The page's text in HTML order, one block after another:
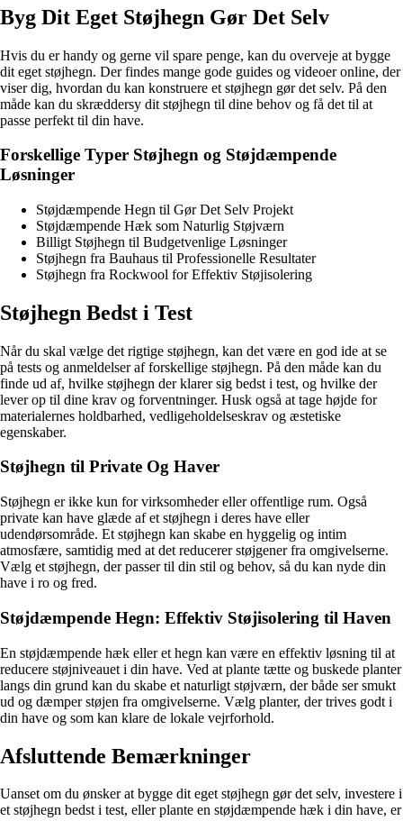
Byg Dit Eget Støjhegn Gør Det Selv
Hvis du er handy og gerne vil spare penge, kan du overveje at bygge
dit eget støjhegn. Der findes mange gode guides og videoer online, der
viser dig, hvordan du kan konstruere et støjhegn gør det selv. På den
måde kan du skræddersy dit støjhegn til dine behov og få det til at
passe perfekt til din have.
Forskellige Typer Støjhegn og Støjdæmpende
Løsninger
Støjdæmpende Hegn til Gør Det Selv Projekt
Støjdæmpende Hæk som Naturlig Støjværn
Billigt Støjhegn til Budgetvenlige Løsninger
Støjhegn fra Bauhaus til Professionelle Resultater
Støjhegn fra Rockwool for Effektiv Støjisolering
Støjhegn Bedst i Test
Når du skal vælge det rigtige støjhegn, kan det være en god ide at se
på tests og anmeldelser af forskellige støjhegn. På den måde kan du
finde ud af, hvilke støjhegn der klarer sig bedst i test, og hvilke der
lever op til dine krav og forventninger. Husk også at tage højde for
materialernes holdbarhed, vedligeholdelseskrav og æstetiske
egenskaber.
Støjhegn til Private Og Haver
Støjhegn er ikke kun for virksomheder eller offentlige rum. Også
private kan have glæde af et støjhegn i deres have eller
udendørsområde. Et støjhegn kan skabe en hyggelig og intim
atmosfære, samtidig med at det reducerer støjgener fra omgivelserne.
Vælg et støjhegn, der passer til din stil og behov, så du kan nyde din
have i ro og fred.
Støjdæmpende Hegn: Effektiv Støjisolering til Haven
En støjdæmpende hæk eller et hegn kan være en effektiv løsning til at
reducere støjniveauet i din have. Ved at plante tætte og buskede planter
langs din grund kan du skabe et naturligt støjværn, der både ser smukt
ud og dæmper støjen fra omgivelserne. Vælg planter, der trives godt i
din have og som kan klare de lokale vejrforhold.
Afsluttende Bemærkninger
Uanset om du ønsker at bygge dit eget støjhegn gør det selv, investere i
et støjhegn bedst i test, eller plante en støjdæmpende hæk i din have, er